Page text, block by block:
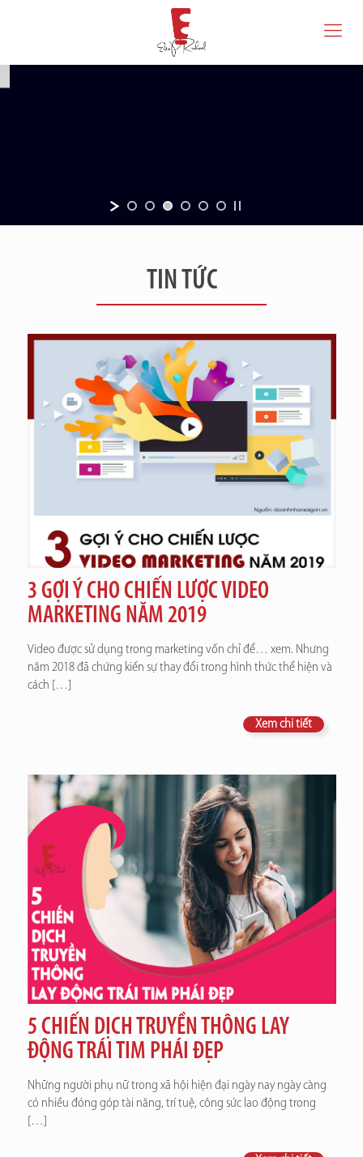
TIN TỨC
3 GỢI Ý CHO CHIẾN LƯỢC VIDEO
MARKETING NĂM 2019
Video được sử dụng trong marketing vốn chỉ để… xem. Nhưng
năm 2018 đã chứng kiến sự thay đổi trong hình thức thể hiện và
cách […]
Xem chi tiết
5 CHIẾN DỊCH TRUYỀN THÔNG LAY
ĐỘNG TRÁI TIM PHÁI ĐẸP
Những người phụ nữ trong xã hội hiện đại ngày nay ngày càng
có nhiều đóng góp tài năng, trí tuệ, công sức lao động trong
[…]